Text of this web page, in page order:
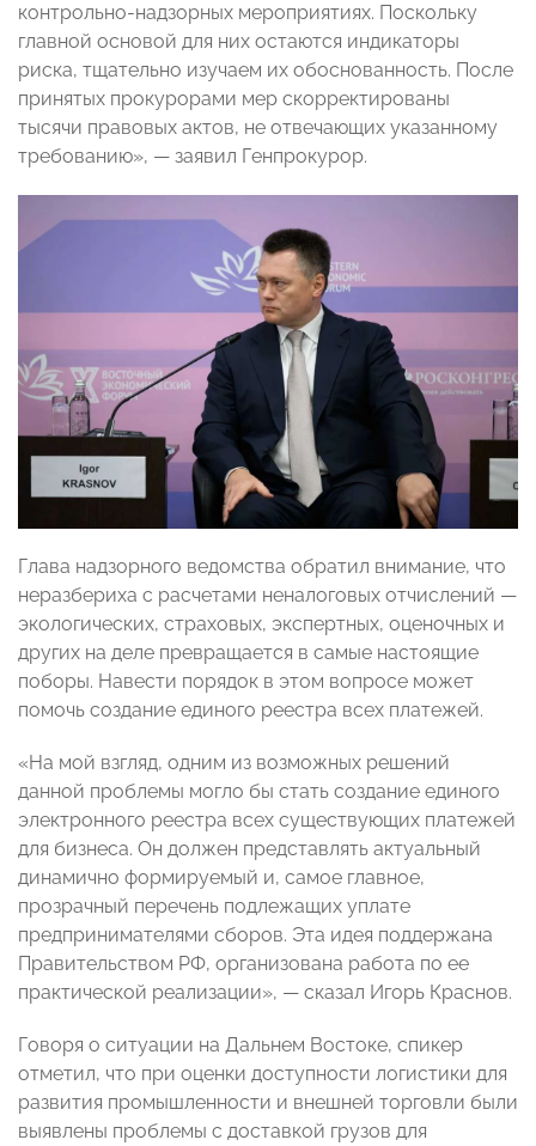
контрольно-надзорных мероприятиях. Поскольку
главной основой для них остаются индикаторы
риска, тщательно изучаем их обоснованность. После
принятых прокурорами мер скорректированы
тысячи правовых актов, не отвечающих указанному
требованию», — заявил Генпрокурор.
Глава надзорного ведомства обратил внимание, что
неразбериха с расчетами неналоговых отчислений —
экологических, страховых, экспертных, оценочных и
других на деле превращается в самые настоящие
поборы. Навести порядок в этом вопросе может
помочь создание единого реестра всех платежей.
«На мой взгляд, одним из возможных решений
данной проблемы могло бы стать создание единого
электронного реестра всех существующих платежей
для бизнеса. Он должен представлять актуальный
динамично формируемый и, самое главное,
прозрачный перечень подлежащих уплате
предпринимателями сборов. Эта идея поддержана
Правительством РФ, организована работа по ее
практической реализации», — сказал Игорь Краснов.
Говоря о ситуации на Дальнем Востоке, спикер
отметил, что при оценки доступности логистики для
развития промышленности и внешней торговли были
выявлены проблемы с доставкой грузов для